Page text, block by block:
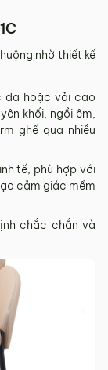
nhờ thiết kế
da hoặc vải cao
khối, ngồi êm,
ghế qua nhiều
tế, phù hợp với
cảm giác mềm
chắc chắn và
đặt tại các
Nội, Đà Nẵng và
trên từng đơn
và xác nhận với
đơn hàng và
bất kỳ thắc mắc,
0942 902
tiền
trong vòng 3
phẩm